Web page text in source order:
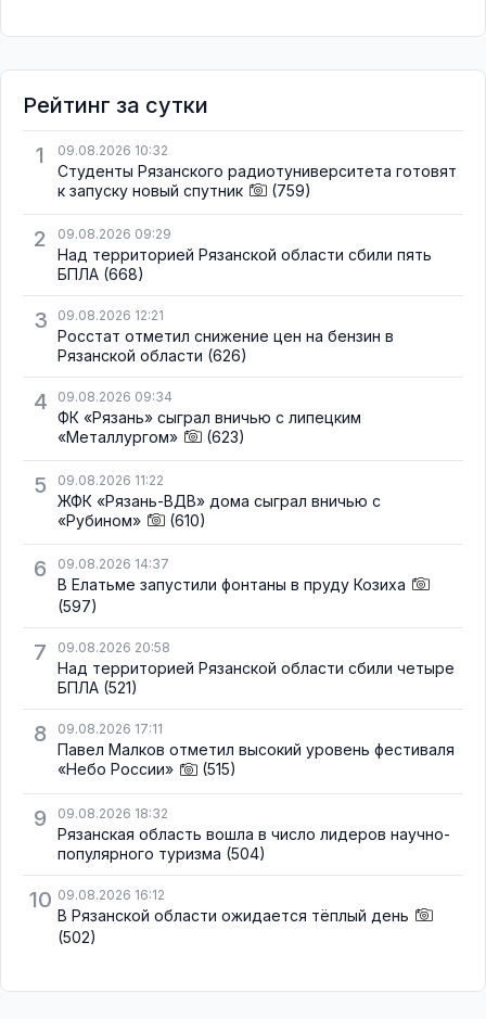
Рейтинг за сутки
1
09.08.2026 10:32
Студенты Рязанского радиотуниверситета готовят
к запуску новый спутник
(759)
2 09.08.2026 09:29
Над территорией Рязанской области сбили пять
БПЛА (668)
3 09.08.2026 12:21
Росстат отметил снижение цен на бензин в
Рязанской области (626)
4 09.08.2026 09:34
ФК «Рязань» сыграл вничью с липецким
«Металлургом»
(623)
5 09.08.2026 11:22
ЖФК «Рязань-ВДВ» дома сыграл вничью с
«Рубином»
(610)
6 09.08.2026 14:37
В Елатьме запустили фонтаны в пруду Козиха
(597)
7 09.08.2026 20:58
Над территорией Рязанской области сбили четыре
БПЛА (521)
8 09.08.2026 17:11
Павел Малков отметил высокий уровень фестиваля
«Небо России»
(515)
9 09.08.2026 18:32
Рязанская область вошла в число лидеров научно-
популярного туризма (504)
10 09.08.2026 16:12
В Рязанской области ожидается тёплый день
(502)